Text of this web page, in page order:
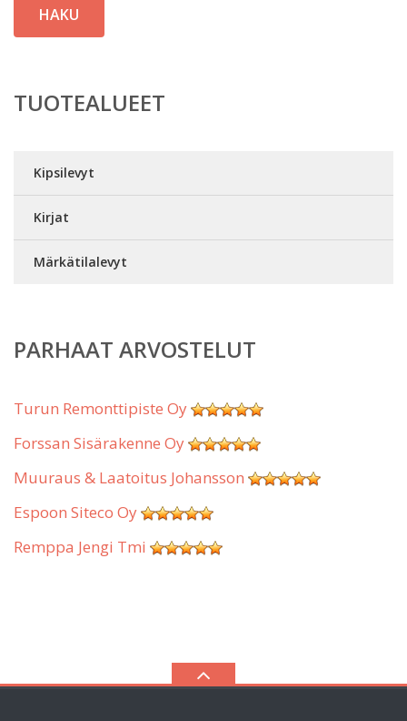
HAKU
TUOTEALUEET
Kipsilevyt
Kirjat
Märkätilalevyt
PARHAAT ARVOSTELUT
Turun Remonttipiste Oy
Forssan Sisärakenne Oy
Muuraus & Laatoitus Johansson
Espoon Siteco Oy
Remppa Jengi Tmi